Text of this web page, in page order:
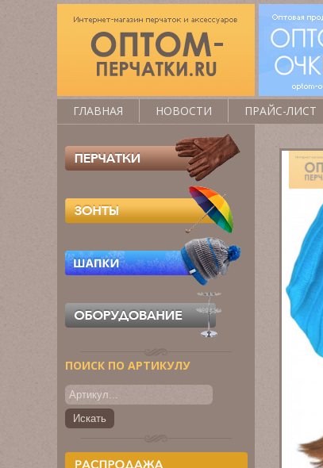
ПОИСК ПО АРТИКУЛУ
ГЛАВНАЯ НОВОСТИ ПРАЙС-ЛИСТ